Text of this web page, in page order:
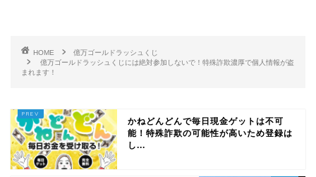
HOME
億万ゴールドラッシュくじ
億万ゴールドラッシュくじには絶対参加しないで！特殊詐欺濃厚で個人情報が盗
まれます！
かねどんどんで毎日現金ゲットは不可
能！特殊詐欺の可能性が高いため登録は
し...